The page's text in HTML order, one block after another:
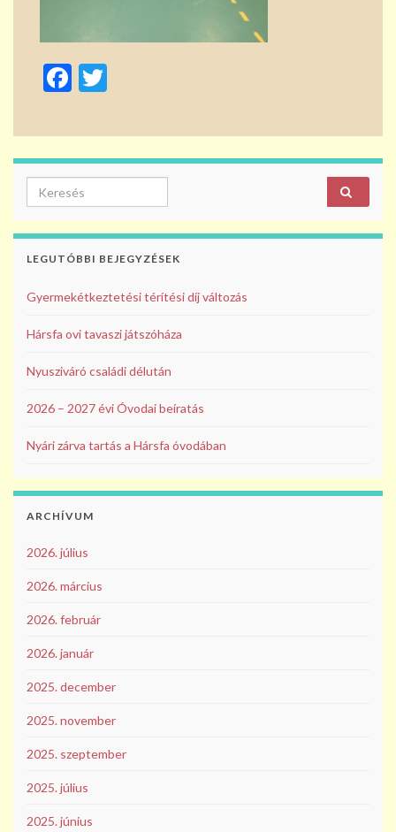
F
e
b
o
o
k
itt
er
Search for:
LEGUTÓBBI BEJEGYZÉSEK
Gyermekétkeztetési térítési díj változás
Hársfa ovi tavaszi játszóháza
Nyusziváró családi délután
2026 – 2027 évi Óvodai beíratás
Nyári zárva tartás a Hársfa óvodában
ARCHÍVUM
2026. július
2026. március
2026. február
2026. január
2025. december
2025. november
2025. szeptember
2025. július
2025. június